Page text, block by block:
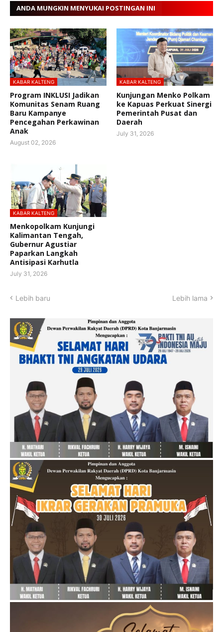
ANDA MUNGKIN MENYUKAI POSTINGAN INI
KABAR KALTENG
Program INKLUSI Jadikan
Komunitas Senam Ruang
Baru Kampanye
Pencegahan Perkawinan
Anak
August 02, 2026
KABAR KALTENG
Kunjungan Menko Polkam
ke Kapuas Perkuat Sinergi
Pemerintah Pusat dan
Daerah
July 31, 2026
KABAR KALTENG
Menkopolkam Kunjungi
Kalimantan Tengah,
Gubernur Agustiar
Paparkan Langkah
Antisipasi Karhutla
July 31, 2026
Lebih baru Lebih lama